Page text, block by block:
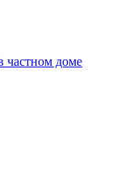
частном доме